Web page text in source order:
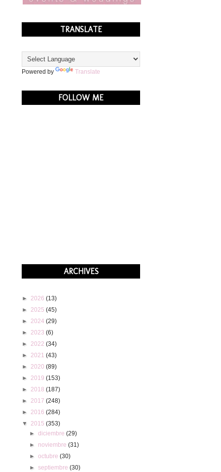
TRANSLATE
Powered by Translate
FOLLOW ME
ARCHIVES
►2026(13)
►2025(45)
►2024(29)
►2023(6)
►2022(34)
►2021(43)
►2020(89)
►2019(153)
►2018(187)
►2017(248)
►2016(284)
▼2015(353)
► diciembre (29)
► noviembre (31)
► octubre (30)
► septiembre (30)